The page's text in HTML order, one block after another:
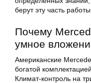
берут эту часть
Почему
умное
Американские
богатой
Климат-контроль на